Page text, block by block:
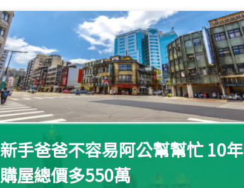
新手爸爸不容易阿公幫幫忙 10年
購屋總價多550萬